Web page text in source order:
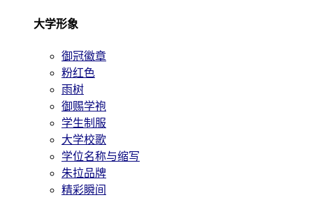
大学形象
御冠徽章
粉红色
雨树
御赐学袍
学生制服
大学校歌
学位名称与缩写
朱拉品牌
精彩瞬间